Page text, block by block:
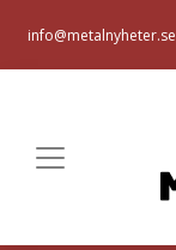
info@metalnyheter.se